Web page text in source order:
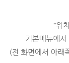
"위
기본메뉴에
(전 화면에서 아래